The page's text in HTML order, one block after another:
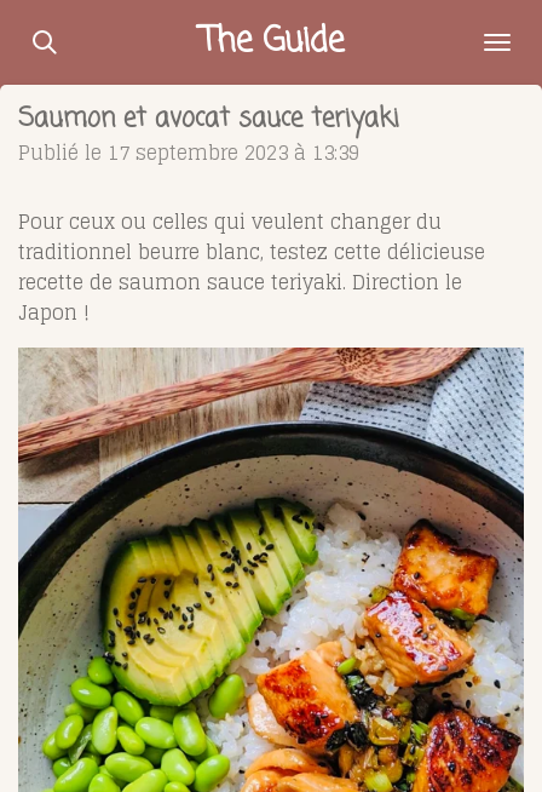
Passer
contenu
principal
The Guide
Saumon et avocat sauce teriyaki
Publié le 17 septembre 2023 à 13:39
Pour ceux ou celles qui veulent changer du
traditionnel beurre blanc, testez cette délicieuse
recette de saumon sauce teriyaki. Direction le
Japon !